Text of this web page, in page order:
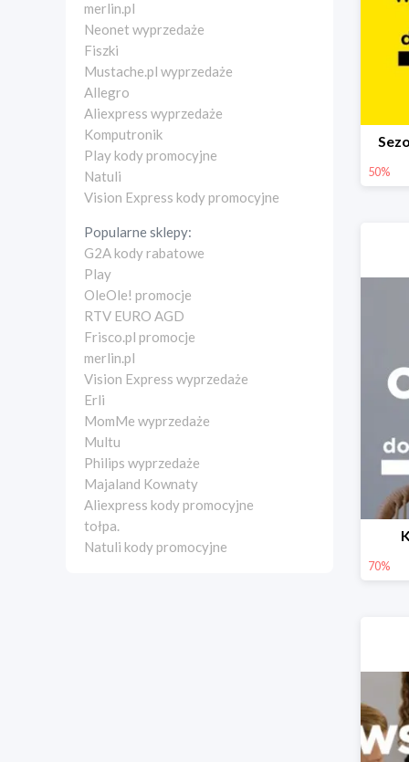
merlin.pl
Neonet wyprzedaże
Fiszki
Mustache.pl wyprzedaże
Allegro
Aliexpress wyprzedaże
Komputronik
Play kody promocyjne
Natuli
Vision Express kody promocyjne
Popularne sklepy:
G2A kody rabatowe
Play
OleOle! promocje
RTV EURO AGD
Frisco.pl promocje
merlin.pl
Vision Express wyprzedaże
Erli
MomMe wyprzedaże
Multu
Philips wyprzedaże
Majaland Kownaty
Aliexpress kody promocyjne
tołpa.
Natuli kody promocyjne
50%
70%